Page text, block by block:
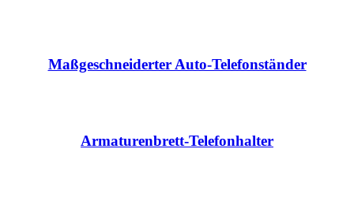
Maßgeschneiderter Auto-Telefonständer
Armaturenbrett-Telefonhalter